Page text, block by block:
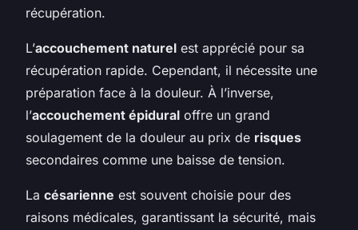
récupération.
L’accouchement naturel est apprécié pour sa
récupération rapide. Cependant, il nécessite une
préparation face à la douleur. À l’inverse,
l’accouchement épidural offre un grand
soulagement de la douleur au prix de risques
secondaires comme une baisse de tension.
La césarienne est souvent choisie pour des
raisons médicales, garantissant la sécurité, mais